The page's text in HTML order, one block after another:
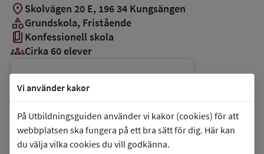
Vi använder kakor
På Utbildningsguiden använder vi kakor (cookies) för att
webbplatsen ska fungera på ett bra sätt för dig. Här kan
du välja vilka cookies du vill godkänna.
location_on Skolvägen 20 E, 196 34 Kungsängen
categoryGrundskola, Fristående
book_5 Konfessionell skola
groups_3Cirka 60 elever
Vill du kontakta skolan?
phoneTelefon:08-58166620
mailE-post:info@kallskolan.se
link Webbplats: Källskolan 6-9